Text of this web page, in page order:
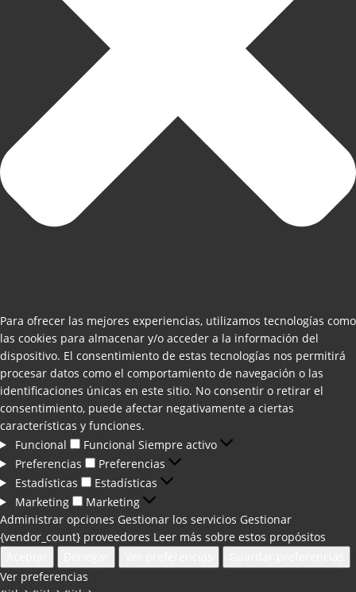
Para ofrecer las mejores experiencias, utilizamos tecnologías como
las cookies para almacenar y/o acceder a la información del
dispositivo. El consentimiento de estas tecnologías nos permitirá
procesar datos como el comportamiento de navegación o las
identificaciones únicas en este sitio. No consentir o retirar el
consentimiento, puede afectar negativamente a ciertas
características y funciones.
Funcional
Funcional Siempre activo
Preferencias
Preferencias
Estadísticas
Estadísticas
Marketing
Marketing
Administrar opciones Gestionar los servicios Gestionar
{vendor_count} proveedores Leer más sobre estos propósitos
Ver preferencias